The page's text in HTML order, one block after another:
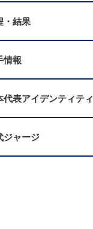
・結果
情報
代表アイデンティティ
ジャージ